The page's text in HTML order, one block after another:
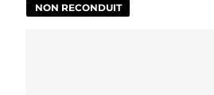
NON RECONDUIT